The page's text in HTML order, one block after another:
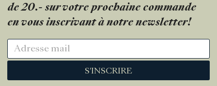
de 20.- sur votre prochaine commande
en vous inscrivant à notre newsletter!
S'INSCRIRE